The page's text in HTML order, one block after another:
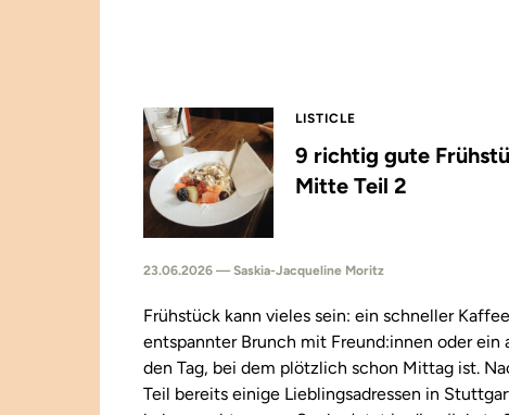
LISTICLE
9 richtig gute
Mitte Teil 2
23.06.2026 — Saskia-Jacqueline Moritz
Frühstück kann vieles sein: ein schneller
entspannter Brunch mit Freund:innen oder ein
den Tag, bei dem plötzlich schon Mittag ist.
Teil bereits einige Lieblingsadressen in